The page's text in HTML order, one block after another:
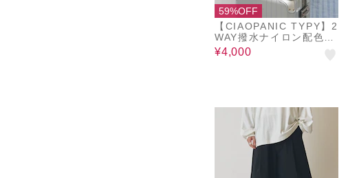
59%OFF
【CIAOPANIC TYPY】2
WAY撥水ナイロン配色ト
ートBAG
¥4,000